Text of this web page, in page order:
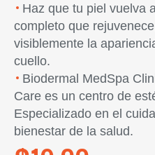
Haz que tu piel vuelva
completo que
visiblemente la
cuello.
Biodermal MedSpa
Care es un centro de
Especializado en el
bienestar de la salud.